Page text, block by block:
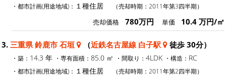
・都市計画(用途地域)： １種住居 （売却時期：2011年第3四半期）
売却価格 780万円 単価 10.4 万円/㎡
3. 三重県 鈴鹿市 石垣 （近鉄名古屋線 白子駅 徒歩 30分）
・築： 14.3 年 ・専有面積： 85.0 ㎡ ・間取り： 4LDK ・構造： RC
・都市計画(用途地域)： １種住居 （売却時期：2011年第2四半期）